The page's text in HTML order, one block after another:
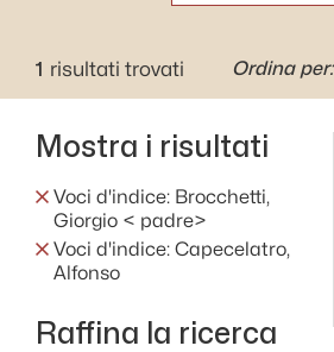
1 risultati trovati Ordina per:
Mostra i risultati
Voci d'indice: Brocchetti,
Giorgio < padre>
Voci d'indice: Capecelatro,
Alfonso
Raffina la ricerca